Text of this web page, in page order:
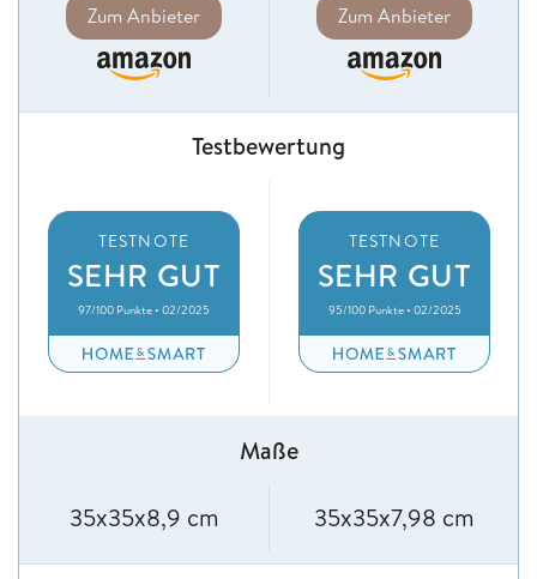
Zum Anbieter Zum Anbieter
Testbewertung
TESTNOTE
SEHR GUT
97/100 Punkte • 02/2025
TESTNOTE
SEHR GUT
95/100 Punkte • 02/2025
Maße
35x35x8,9 cm 35x35x7,98 cm